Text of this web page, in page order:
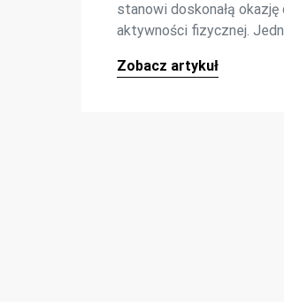
stanowi doskonałą okazję
aktywności fizycznej.
Zobacz artykuł